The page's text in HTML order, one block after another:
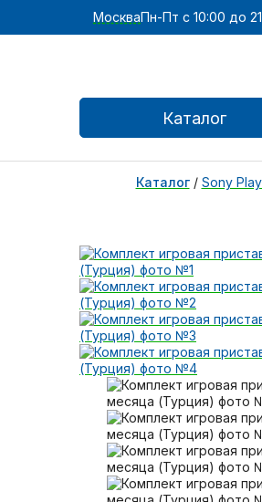
МоскваПн-Пт с 10:00 до
Каталог
Каталог/ Sony